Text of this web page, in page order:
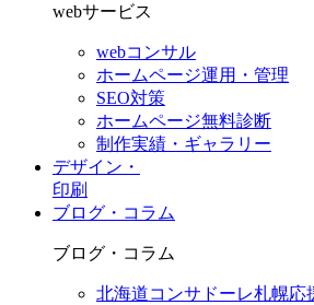
webサービス
webコンサル
ホームページ運用・管理
SEO対策
ホームページ無料診断
制作実績・ギャラリー
デザイン・
印刷
ブログ・コラム
ブログ・コラム
北海道コンサドーレ札幌応